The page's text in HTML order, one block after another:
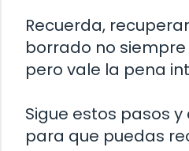
Recuerda,
borrado no
pero vale la pena
Sigue estos pasos
para que puedas